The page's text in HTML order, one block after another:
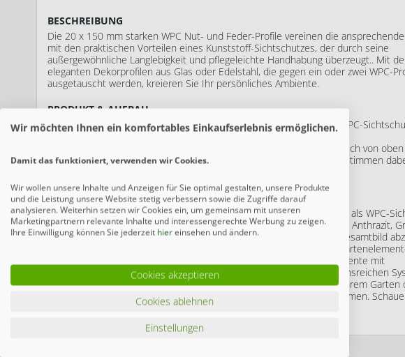
BESCHREIBUNG
Die 20 x 150 mm starken WPC Nut- und Feder-Profile vereinen die
mit den praktischen Vorteilen eines Kunststoff-Sichtschutzes, der durch seine
außergewöhnliche Langlebigkeit und pflegeleichte Handhabung überzeugt.. Mit
eleganten Dekorprofilen aus Glas oder Edelstahl, die gegen ein oder zwei WPC-
ausgetauscht werden, kreieren Sie Ihr persönliches Ambiente.
PRODUKT & AUFBAU
Dank des Nut- und Feder-Systems gestaltet sich die Montage des WPC-
besonders einfach und unkompliziert.
Wenn Sie die Pfosten gesetzt haben, müssen Sie die Elemente lediglich von
Pfosten einschieben. Die von Ihnen fixierten Start und Endprofile bestimmen
SERIE & HERSTELLER
System WPC Classic ist eine Serie von WPC-Zaun-Elementen, welche als WPC-
dienen. Die System WPC Classic Zaunelemente gibt es in den Farben Anthrazit,
und Sand. Auch Tore bietet die System WPC Classic Serie, um das Gesamtbild
Brügmann Traumgarten steht für seinen Namen. Traumhaft schön
sich endlich heimisch fühlen. Lockern Sie doch gerne Ihre WPC-Elemente mit
Zwischenelementen aus der Serie System Glas auf. Auch die variationsreichen
Elemente sind nicht nur besonders pflegeleicht, sondern verleihen Ihrem Garten
eine enorme Wertigkeit und lassen Sie damit in Ihrem Garten ankommen.
Wir möchten Ihnen ein komfortables Einkaufserlebnis ermöglichen.
Damit das funktioniert, verwenden wir Cookies.
Wir wollen unsere Inhalte und Anzeigen für Sie optimal gestalten, unsere Produkte
und die Leistung unsere Website stetig verbessern sowie die Zugriffe darauf
analysieren. Weiterhin setzen wir Cookies ein, um gemeinsam mit unseren
Marketingpartnern relevante Inhalte und interessengerechte Werbung zu zeigen.
Ihre Einwilligung können Sie jederzeit hiereinsehen und ändern.
Cookies akzeptieren
Cookies ablehnen
Einstellungen